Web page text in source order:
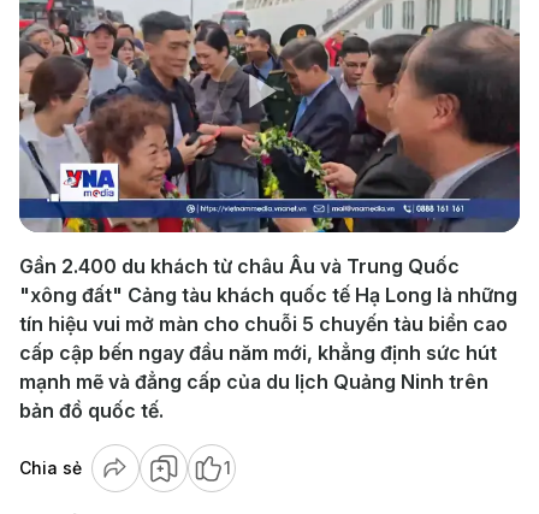
Play
Video
G ần 2.400 du khách từ châu Âu và Trung Quốc
"xông đất" Cảng tàu khách quốc tế Hạ Long là những
tín hiệu vui mở màn cho chuỗi 5 chuyến tàu biển cao
cấp cập bến ngay đầu năm mới, khẳng định sức hút
mạnh mẽ và đẳng cấp của du lịch Quảng Ninh trên
bản đồ quốc tế.
Chia sẻ 1